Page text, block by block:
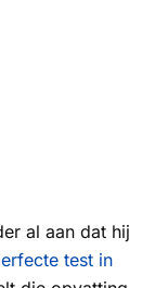
al aan dat hij
test in